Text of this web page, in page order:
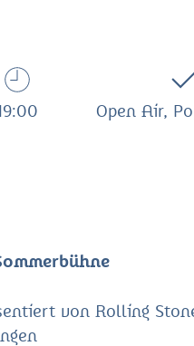
Open Air,
von Rolling